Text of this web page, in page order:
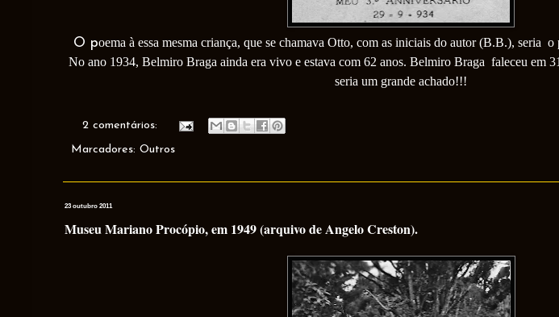
O poema à essa mesma criança, que se chamava Otto, com as iniciais do autor (B.B.), seria
No ano 1934, Belmiro Braga ainda era vivo e estava com 62 anos. Belmiro Braga faleceu em
seria um grande achado!!!
2 comentários:
Marcadores: Outros
23 outubro 2011
Museu Mariano Procópio, em 1949 (arquivo de Angelo Creston).